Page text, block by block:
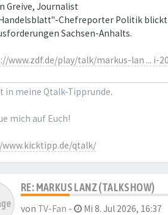
Greive, Journalist
Chefreporter Politik
Sachsen-Anhalts.
www.zdf.de/play/talk/markus-lan ... i-
in meine Qtalk-Tipprunde.
mich auf Euch!
qtalk/
RE: MARKUS LANZ (TALKSHOW)
von TV-Fan - Mi 8. Jul 2026, 16:37